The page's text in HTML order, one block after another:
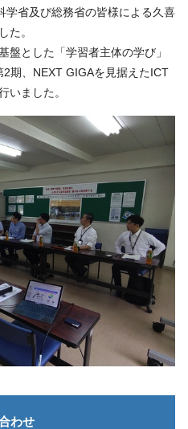
学省及び総務省の皆様による久喜
た。
盤とした「学習者主体の学び」
期、NEXT GIGAを見据えたICT
いました。
わせ